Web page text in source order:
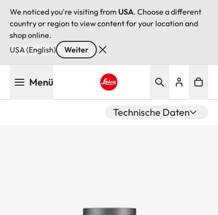
We noticed you're visiting from USA. Choose a different
country or region to view content for your location and
shop online.
USA (English)
Weiter
Menü
Technische Daten